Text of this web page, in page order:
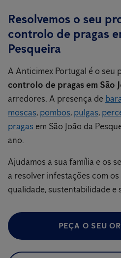
Resolvemos o seu
controlo de pragas
Pesqueira
A Anticimex Portugal é o seu
controlo de pragas em São
arredores. A presença de
moscas, pombos, pulgas,
pragas em São João da
ano.
Ajudamos a sua família e os
a resolver infestações com
qualidade, sustentabilidade e
PEÇA O SEU